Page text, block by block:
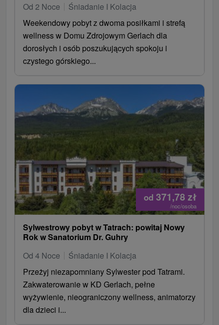
Od 2 Noce
Śniadanie I Kolacja
Weekendowy pobyt z dwoma posiłkami i strefą
wellness w Domu Zdrojowym Gerlach dla
dorosłych i osób poszukujących spokoju i
czystego górskiego...
od 371,78 zł
/noc/osoba
Sylwestrowy pobyt w Tatrach: powitaj Nowy
Rok w Sanatorium Dr. Guhry
Od 4 Noce
Śniadanie I Kolacja
Przeżyj niezapomniany Sylwester pod Tatrami.
Zakwaterowanie w KD Gerlach, pełne
wyżywienie, nieograniczony wellness, animatorzy
dla dzieci i...